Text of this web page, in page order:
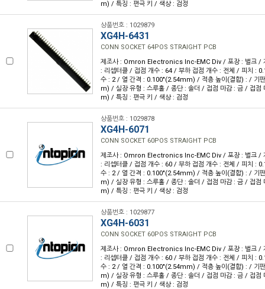
m) / 특징 : 편극 키 / 색상 : 검정
상품번호 : 1029879
XG4H-6431
CONN SOCKET 64POS STRAIGHT PCB
제조사 : Omron Electronics Inc-EMC Div / 포장 : 벌크 /
: 리셉터클 / 접점 개수 : 64 / 부하 접점 개수 : 전체 / 피치 :
수 : 2 / 열 간격 : 0.100"(2.54mm) / 적층 높이(결합) : / 기
m) / 실장 유형 : 스루홀 / 종단 : 솔더 / 접점 마감 : 금 / 접
m) / 특징 : 편극 키 / 색상 : 검정
상품번호 : 1029878
XG4H-6071
CONN SOCKET 60POS STRAIGHT PCB
제조사 : Omron Electronics Inc-EMC Div / 포장 : 벌크 /
: 리셉터클 / 접점 개수 : 60 / 부하 접점 개수 : 전체 / 피치 :
수 : 2 / 열 간격 : 0.100"(2.54mm) / 적층 높이(결합) : / 기
m) / 실장 유형 : 스루홀 / 종단 : 솔더 / 접점 마감 : 금 / 접
m) / 특징 : 편극 키 / 색상 : 검정
상품번호 : 1029877
XG4H-6031
CONN SOCKET 60POS STRAIGHT PCB
제조사 : Omron Electronics Inc-EMC Div / 포장 : 벌크 /
: 리셉터클 / 접점 개수 : 60 / 부하 접점 개수 : 전체 / 피치 :
수 : 2 / 열 간격 : 0.100"(2.54mm) / 적층 높이(결합) : / 기
m) / 실장 유형 : 스루홀 / 종단 : 솔더 / 접점 마감 : 금 / 접
m) / 특징 : 편극 키 / 색상 : 검정